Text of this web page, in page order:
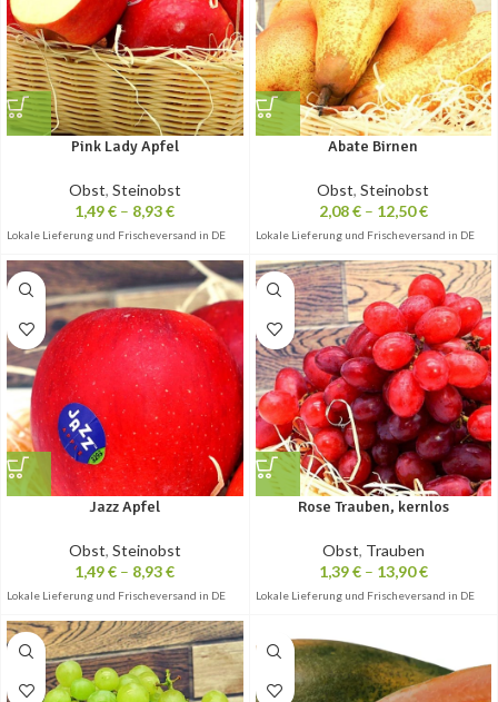
Pink Lady Apfel
Obst, Steinobst
1,49€ – 8,93€
Lokale Lieferung und Frischeversand in DE
Abate Birnen
Obst,Steinobst
2,08€– 12,50€
Lokale Lieferung und Frischeversand in DE
Jazz Apfel
Obst, Steinobst
1,49€ – 8,93€
Lokale Lieferung und Frischeversand in DE
Rose Trauben, kernlos
Obst, Trauben
1,39€– 13,90€
Lokale Lieferung und Frischeversand in DE